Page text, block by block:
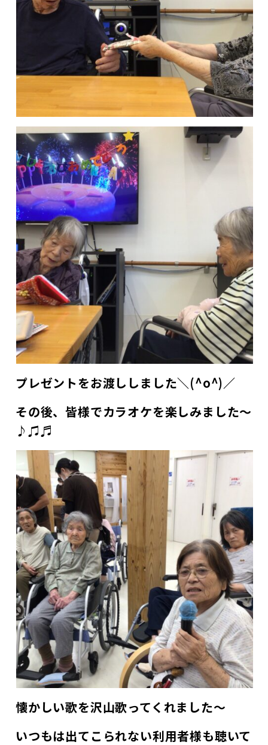
プレゼントをお渡ししました＼(^o^)／
その後、皆様でカラオケを楽しみました～
♪♫♬
懐かしい歌を沢山歌ってくれました～
いつもは出てこられない利用者様も聴いて